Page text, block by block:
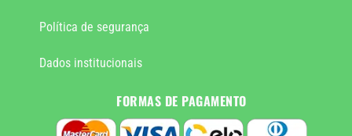
Política de segurança
Dados institucionais
FORMAS DE PAGAMENTO